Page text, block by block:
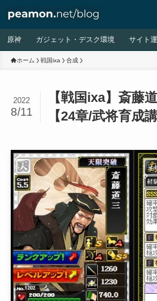
原神 ガジェット・デスク環境 サイト
ホーム 戦国ixa 合成
【戦国ixa】斎藤
【24章/武将育成講
2022
8/11